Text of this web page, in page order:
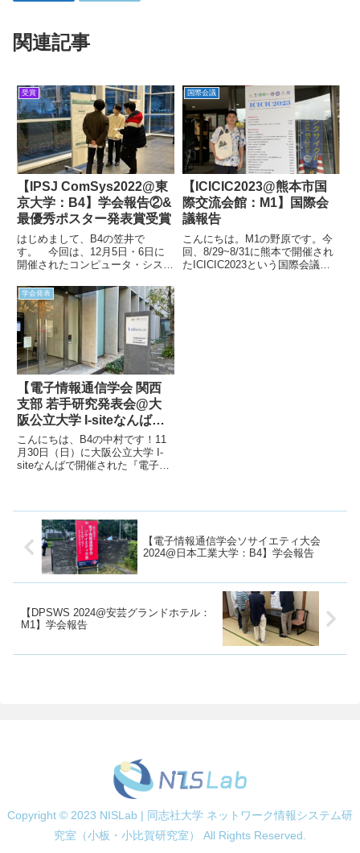
関連記事
受賞
【IPSJ ComSys2022@東
京大学：B4】学会報告②&
最優秀ポスター発表賞受賞
はじめまして、B4の笠井で
す。 今回は、12月5日・6日に
開催されたコンピュータ・システ
のレポート記事です。 私自身、
2回目の学会発表にして初めての
対面形式の学会参加に、期待と一
抹の不安を感じつつ東京大...
国際会議
【ICICIC2023@熊本市国
際交流会館：M1】国際会
議報告
こんにちは。M1の野原です。今
回、8/29~8/31に熊本で開催され
たICICIC2023という国際会議に
学会発表
【電子情報通信学会 関西
支部 若手研究発表会@大
阪公立大学 I-siteなんば：
B4】学会報告
こんにちは、B4の中村です！11
月30日（日）に大阪公立大学 I-
siteなんばで開催された『電子情
を報告します。I...
【電子情報通信学会ソサイエティ大会
2024@日本工業大学：B4】学会報告
【DPSWS 2024@安芸グランドホテル：
M1】学会報告
Copyright © 2023 NISLab | 同志社大学 ネットワーク情報システム研
究室（小板・小比賀研究室） All Rights Reserved.